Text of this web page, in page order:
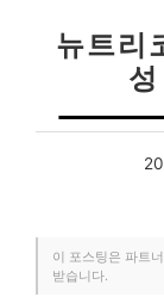
뉴트리
이 포스팅은 파트
받습니다.